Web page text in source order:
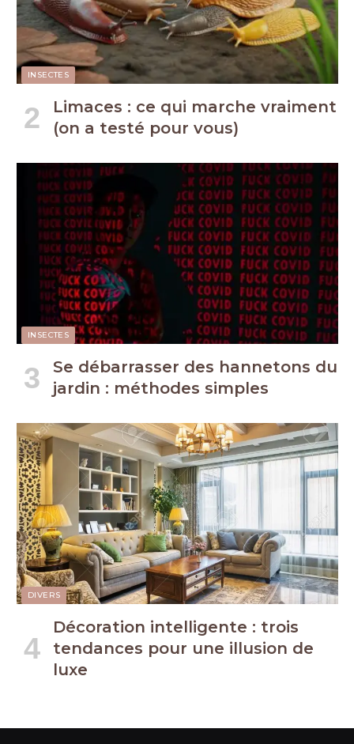
INSECTES
Limaces : ce qui marche vraiment
(on a testé pour vous)
INSECTES
Se débarrasser des hannetons du
jardin : méthodes simples
DIVERS
Décoration intelligente : trois
tendances pour une illusion de
luxe